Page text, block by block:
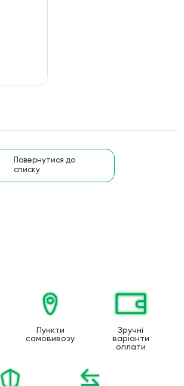
Повернутися до
списку
Пункти
самовивозу
Зручні
варіанти
оплати